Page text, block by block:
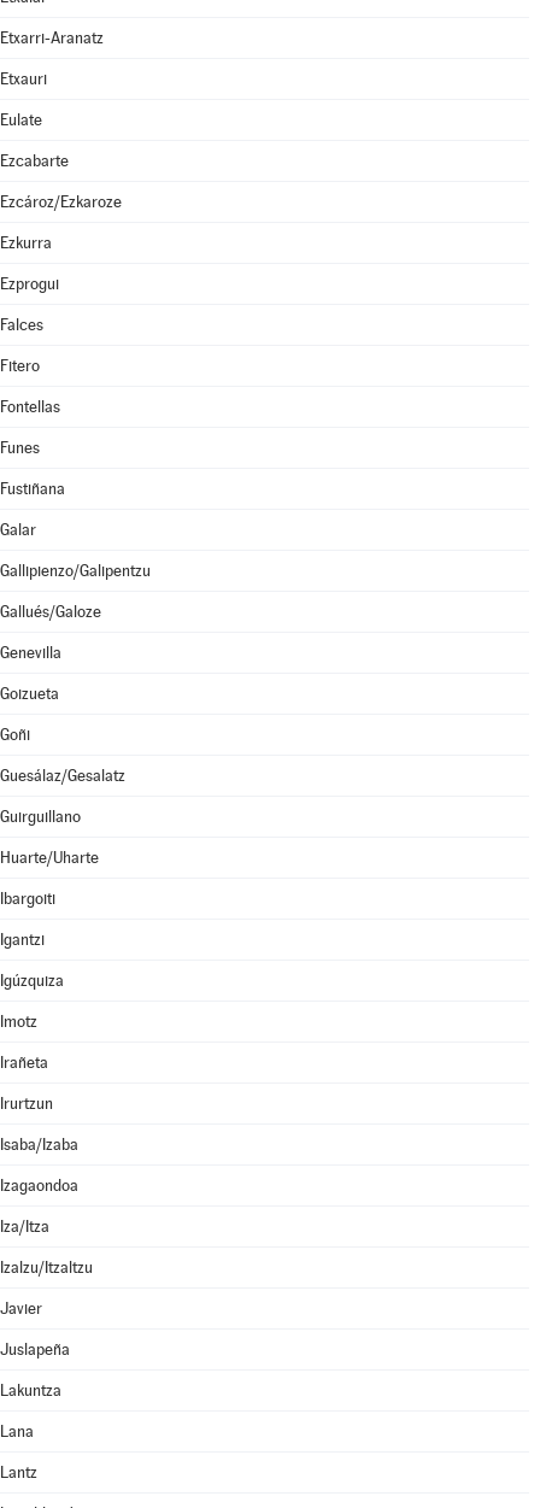
Etxarri-Aranatz
Etxauri
Eulate
Ezcabarte
Ezcároz/Ezkaroze
Ezkurra
Ezprogui
Falces
Fitero
Fontellas
Funes
Fustiñana
Galar
Gallipienzo/Galipentzu
Gallués/Galoze
Genevilla
Goizueta
Goñi
Guesálaz/Gesalatz
Guirguillano
Huarte/Uharte
Ibargoiti
Igantzi
Igúzquiza
Imotz
Irañeta
Irurtzun
Isaba/Izaba
Izagaondoa
Iza/Itza
Izalzu/Itzaltzu
Javier
Juslapeña
Lakuntza
Lana
Lantz